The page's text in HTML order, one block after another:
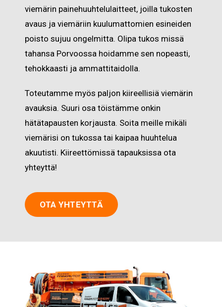
viemärin painehuuhtelulaitteet, joilla tukosten
avaus ja viemäriin kuulumattomien esineiden
poisto sujuu ongelmitta. Olipa tukos missä
tahansa Porvoossa hoidamme sen nopeasti,
tehokkaasti ja ammattitaidolla.
Toteutamme myös paljon kiireellisiä viemärin
avauksia. Suuri osa töistämme onkin
hätätapausten korjausta. Soita meille mikäli
viemärisi on tukossa tai kaipaa huuhtelua
akuutisti. Kiireettömissä tapauksissa ota
yhteyttä!
OTA YHTEYTTÄ